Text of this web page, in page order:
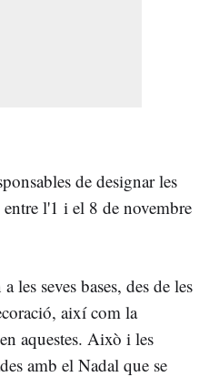
de designar les
entre l'1 i el 8 de novembre
les seves bases, des de les
així com la
aquestes. Això i les
amb el Nadal que se